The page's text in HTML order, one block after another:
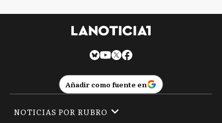
Añadir como fuente en
NOTICIAS POR RUBRO